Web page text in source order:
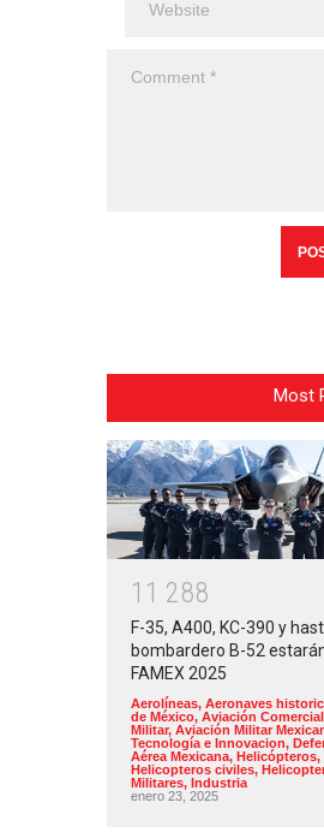
Most
1 1 288
F-35, A400, KC-390 y
bombardero B-52
FAMEX 2025
Aerolíneas, Aeronaves
de México, Aviación Comercial
Militar, Aviación Militar
Tecnología e Innovacion,
Aérea Mexicana, Helicópteros,
Helicopteros civiles,
Militares, Industria
enero 23, 2025